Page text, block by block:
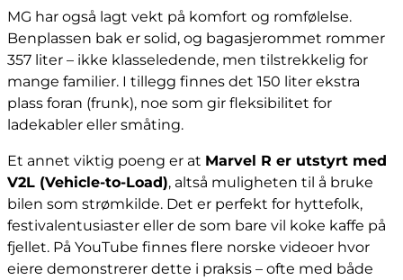
MG har også lagt vekt på komfort og romfølelse.
Benplassen bak er solid, og bagasjerommet rommer
357 liter – ikke klasseledende, men tilstrekkelig for
mange familier. I tillegg finnes det 150 liter ekstra
plass foran (frunk), noe som gir fleksibilitet for
ladekabler eller småting.
Et annet viktig poeng er at Marvel R er utstyrt med
V2L (Vehicle-to-Load), altså muligheten til å bruke
bilen som strømkilde. Det er perfekt for hyttefolk,
festivalentusiaster eller de som bare vil koke kaffe på
fjellet. På YouTube finnes flere norske videoer hvor
eiere demonstrerer dette i praksis – ofte med både